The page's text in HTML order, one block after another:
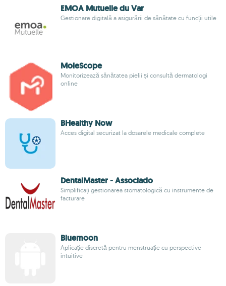
EMOA Mutuelle du Var
Gestionare digitală a asigurării de sănătate cu funcții utile
MoleScope
Monitorizează sănătatea pielii și consultă dermatologi
online
BHealthy Now
Acces digital securizat la dosarele medicale complete
DentalMaster - Associado
Simplificați gestionarea stomatologică cu instrumente de
facturare
Bluemoon
Aplicație discretă pentru menstruație cu perspective
intuitive